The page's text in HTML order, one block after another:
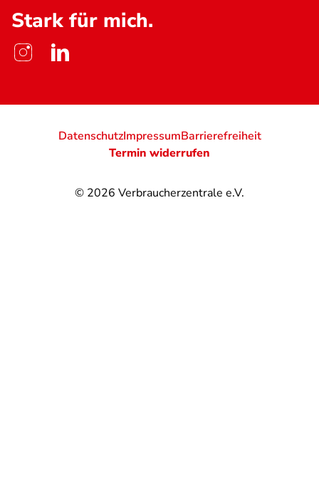
Stark für mich.
© 2026 Verbraucherzentrale e.V.
DatenschutzImpressumBarrierefreiheit
Termin widerrufen